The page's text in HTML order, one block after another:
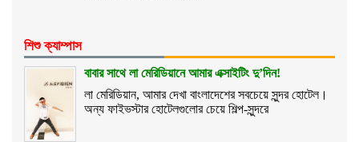
শিশু ক্যাম্পাস
বাবার সাথে লা মেরিডিয়ানে আমার এক্সাইটিং দু’দিন!
লা মেরিডিয়ান, আমার দেখা বাংলাদেশের সবচেয়ে সুন্দর হোটেল।
অন্য ফাইভস্টার হোটেলগুলোর চেয়ে শিল্প-সুন্দরে